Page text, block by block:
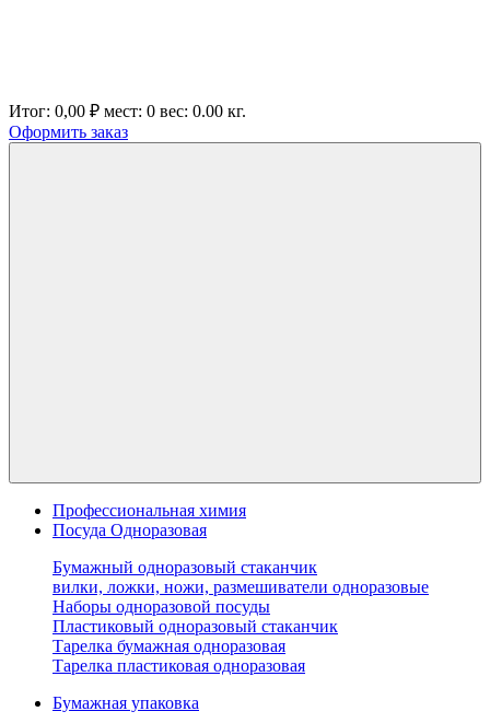
Итог: 0,00 ₽ мест: 0 вес: 0.00 кг.
Оформить заказ
Профессиональная химия
Посуда Одноразовая
Бумажный одноразовый стаканчик
вилки, ложки, ножи, размешиватели одноразовые
Наборы одноразовой посуды
Пластиковый одноразовый стаканчик
Тарелка бумажная одноразовая
Тарелка пластиковая одноразовая
Бумажная упаковка